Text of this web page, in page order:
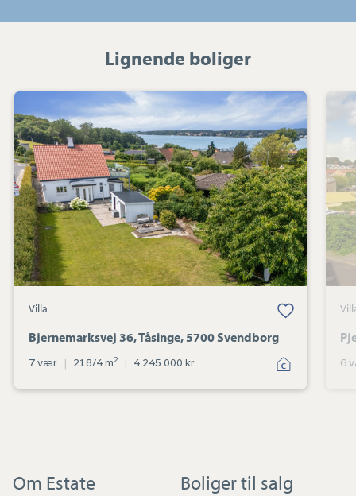
Lignende boliger
Villa:
Bjernemarksvej
36,
Tåsinge,
5700
Svendborg
Villa
Bjernemarksvej 36, Tåsinge, 5700 Svendborg
7 vær. | 218/4 m2 | 4.245.000 kr. 6
Om Estate Boliger til salg